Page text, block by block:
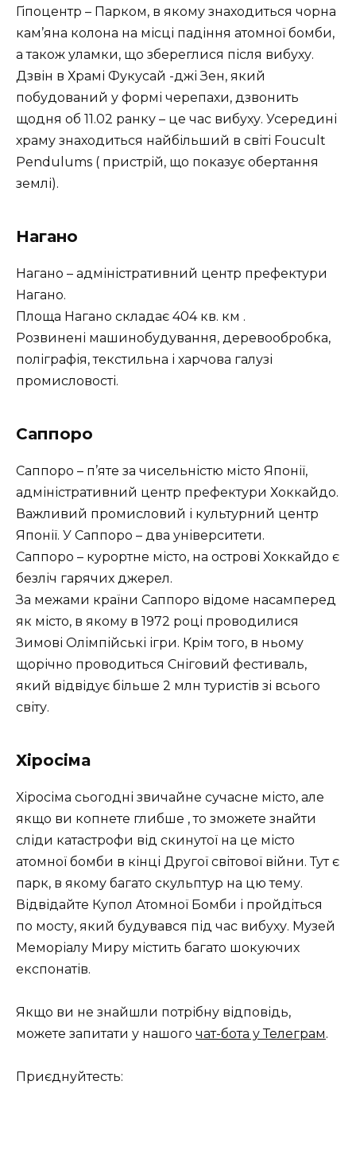
Гіпоцентр – Парком, в якому знаходиться чорна
кам’яна колона на місці падіння атомної бомби,
а також уламки, що збереглися після вибуху.
Дзвін в Храмі Фукусай -джі Зен, який
побудований у формі черепахи, дзвонить
щодня об 11.02 ранку – це час вибуху. Усередині
храму знаходиться найбільший в світі Foucult
Pendulums ( пристрій, що показує обертання
землі).
Нагано
Нагано – адміністративний центр префектури
Нагано.
Площа Нагано складає 404 кв. км .
Розвинені машинобудування, деревообробка,
поліграфія, текстильна і харчова галузі
промисловості.
Саппоро
Саппоро – п’яте за чисельністю місто Японії,
адміністративний центр префектури Хоккайдо.
Важливий промисловий і культурний центр
Японії. У Саппоро – два університети.
Саппоро – курортне місто, на острові Хоккайдо є
безліч гарячих джерел.
За межами країни Саппоро відоме насамперед
як місто, в якому в 1972 році проводилися
Зимові Олімпійські ігри. Крім того, в ньому
щорічно проводиться Сніговий фестиваль,
який відвідує більше 2 млн туристів зі всього
світу.
Хіросіма
Хіросіма сьогодні звичайне сучасне місто, але
якщо ви копнете глибше , то зможете знайти
сліди катастрофи від скинутої на це місто
атомної бомби в кінці Другої світової війни. Тут є
парк, в якому багато скульптур на цю тему.
Відвідайте Купол Атомної Бомби і пройдіться
по мосту, який будувався під час вибуху. Музей
Меморіалу Миру містить багато шокуючих
експонатів.
Якщо ви не знайшли потрібну відповідь,
можете запитати у нашого чат-бота у Телеграм.
Приєднуйтесть: